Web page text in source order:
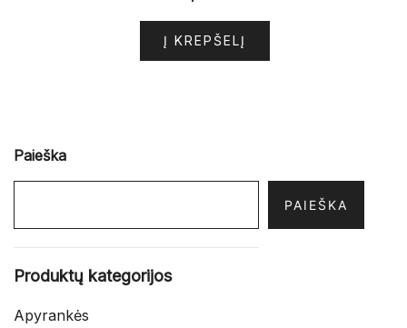
Į KREPŠELĮ
Paieška
PAIEŠKA
Produktų kategorijos
Apyrankės